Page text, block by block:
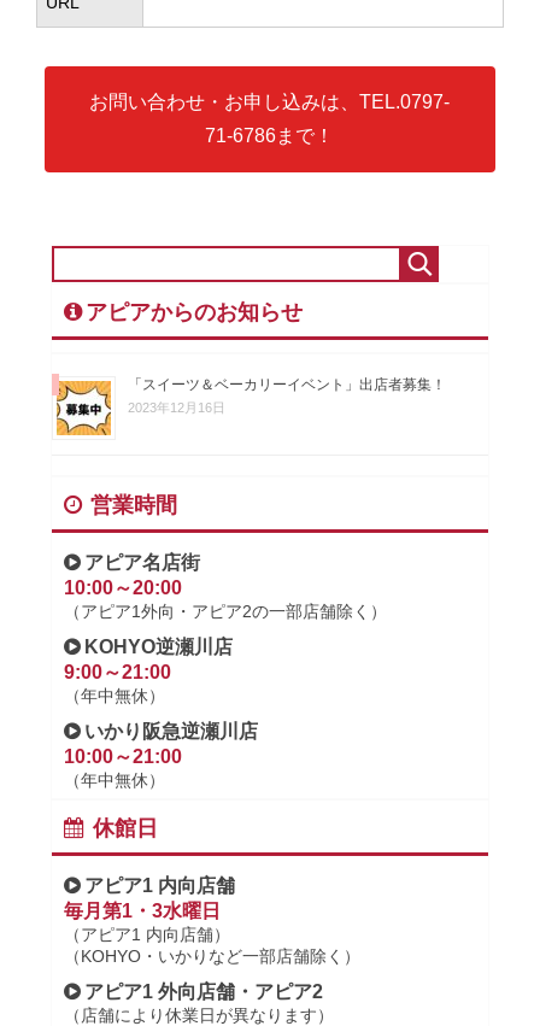
お問い合わせ・お申し込みは、TEL.0797-
71-6786まで！
アピアからのお知らせ
「スイーツ＆ベーカリーイベント」出店者募集！
2023年12月16日
営業時間
アピア名店街
10:00～20:00
（アピア1外向・アピア2の一部店舗除く）
KOHYO逆瀬川店
9:00～21:00
（年中無休）
いかり阪急逆瀬川店
10:00～21:00
（年中無休）
休館日
アピア1 内向店舗
毎月第1・3水曜日
（アピア1 内向店舗）
（KOHYO・いかりなど一部店舗除く）
アピア1 外向店舗・アピア2
（店舗により休業日が異なります）